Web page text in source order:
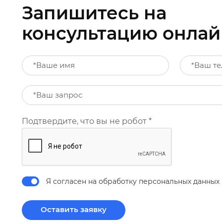
Запишитесь на
консультацию
Подтвердите, что вы не робот *
Я согласен на обработку персональных данных
Оставить заявку